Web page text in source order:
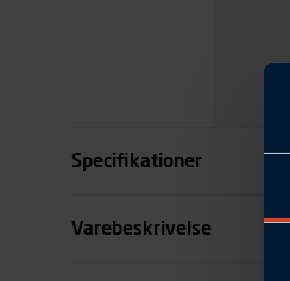
Specifikationer
Længde mm
Varebeskrivelse